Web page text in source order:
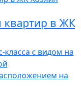
квартир в ЖК
с видом на
на